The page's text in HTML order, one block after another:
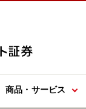
商品・サービス